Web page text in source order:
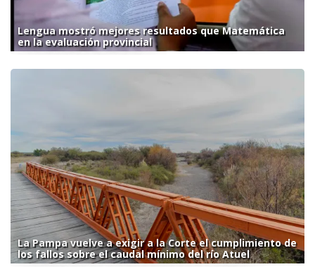
Lengua mostró mejores resultados que Matemática
en la evaluación provincial
La Pampa vuelve a exigir a la Corte el cumplimiento de
los fallos sobre el caudal mínimo del río Atuel